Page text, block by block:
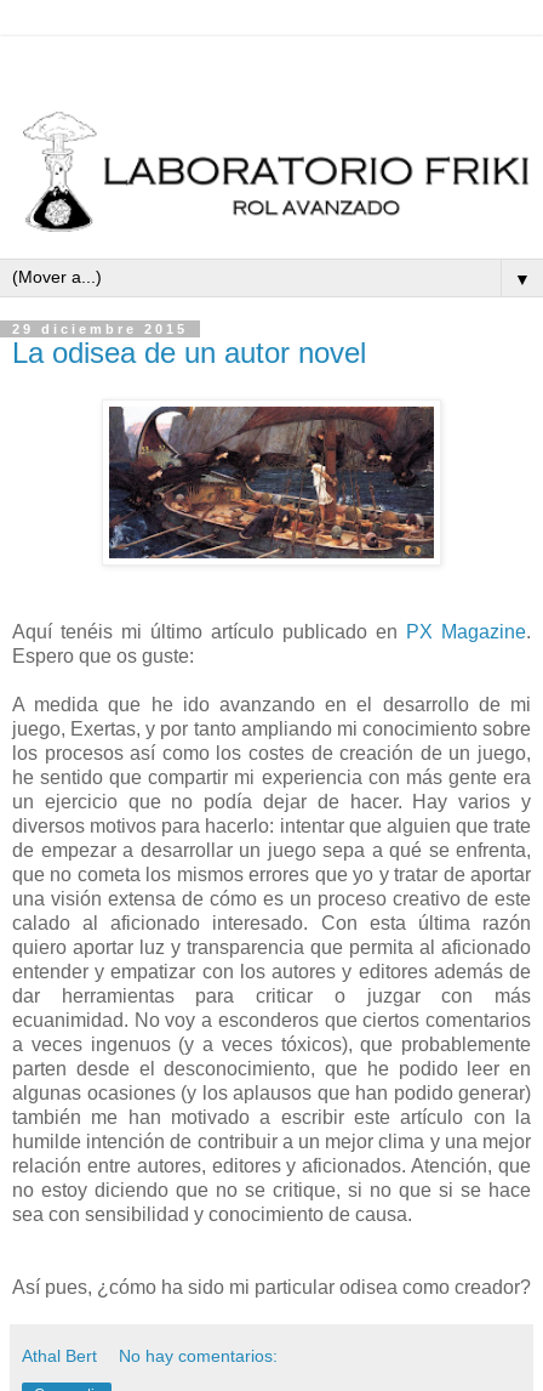
▼
29 diciembre 2015
La odisea de un autor novel
Aquí tenéis mi último artículo publicado en PX Magazine.
Espero que os guste:
A medida que he ido avanzando en el desarrollo de mi
juego, Exertas, y por tanto ampliando mi conocimiento sobre
los procesos así como los costes de creación de un juego,
he sentido que compartir mi experiencia con más gente era
un ejercicio que no podía dejar de hacer. Hay varios y
diversos motivos para hacerlo: intentar que alguien que trate
de empezar a desarrollar un juego sepa a qué se enfrenta,
que no cometa los mismos errores que yo y tratar de aportar
una visión extensa de cómo es un proceso creativo de este
calado al aficionado interesado. Con esta última razón
quiero aportar luz y transparencia que permita al aficionado
entender y empatizar con los autores y editores además de
dar herramientas para criticar o juzgar con más
ecuanimidad. No voy a esconderos que ciertos comentarios
a veces ingenuos (y a veces tóxicos), que probablemente
parten desde el desconocimiento, que he podido leer en
algunas ocasiones (y los aplausos que han podido generar)
también me han motivado a escribir este artículo con la
humilde intención de contribuir a un mejor clima y una mejor
relación entre autores, editores y aficionados. Atención, que
no estoy diciendo que no se critique, si no que si se hace
sea con sensibilidad y conocimiento de causa.
Así pues, ¿cómo ha sido mi particular odisea como creador?
Athal Bert No hay comentarios: